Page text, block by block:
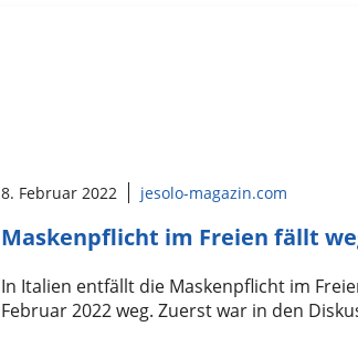
8. Februar 2022 jesolo-magazin.com
Maskenpflicht im Freien fällt
In Italien entfällt die Maskenpflicht im
Februar 2022 weg. Zuerst war in den